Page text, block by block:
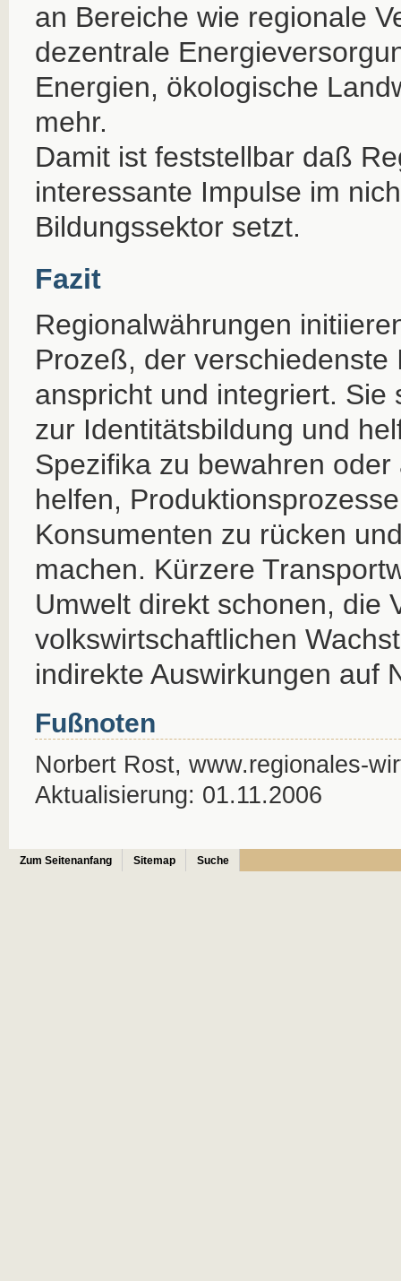
an Bereiche wie regionale
dezentrale
Energien, ökologische
mehr.
Damit ist feststellbar daß
interessante Impulse im
Bildungssektor setzt.
Fazit
Regionalwährungen
Prozeß, der verschiedenste
anspricht und integriert. Sie
zur Identitätsbildung und
Spezifika zu bewahren
helfen,
Konsumenten zu rücken
machen. Kürzere
Umwelt direkt schonen, die
volkswirtschaftlichen
indirekte Auswirkungen auf
Fußnoten
Norbert Rost, www.regionales-
Aktualisierung: 01.11.2006
Zum Seitenanfang Sitemap Suche